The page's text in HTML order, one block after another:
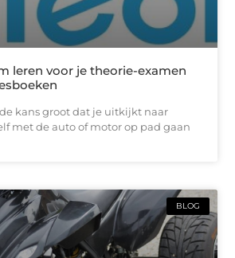
leren voor je theorie-examen
de kans groot dat je uitkijkt naar
met de auto of motor op pad gaan
BLOG